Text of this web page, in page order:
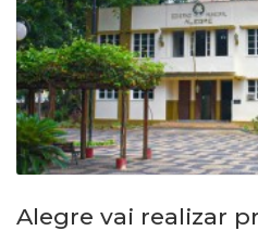
Alegre vai realizar